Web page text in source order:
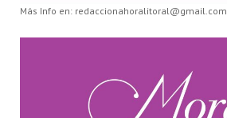
Más Info en: redaccionahoralitoral@gmail.com